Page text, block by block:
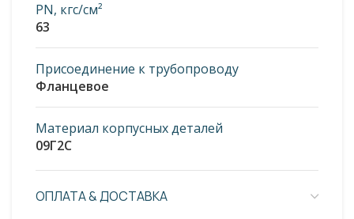
PN, кгс/см²
63
Присоединение к трубопроводу
Фланцевое
Материал корпусных деталей
09Г2С
ОПЛАТА & ДОСТАВКА